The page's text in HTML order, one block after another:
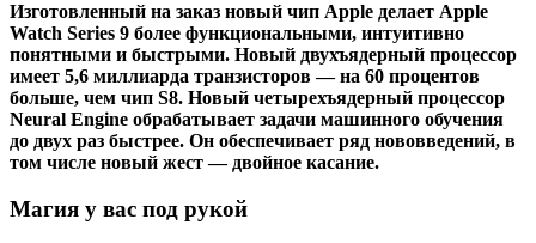
Изготовленный на заказ новый чип Apple делает Apple
Watch Series 9 более функциональными, интуитивно
понятными и быстрыми. Новый двухъядерный процессор
имеет 5,6 миллиарда транзисторов — на 60 процентов
больше, чем чип S8. Новый четырехъядерный процессор
Neural Engine обрабатывает задачи машинного обучения
до двух раз быстрее. Он обеспечивает ряд нововведений, в
том числе новый жест — двойное касание.
Магия у вас под рукой